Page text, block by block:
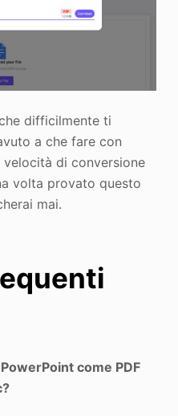
difficilmente ti
a che fare con
di conversione
volta provato questo
mai.
come PDF